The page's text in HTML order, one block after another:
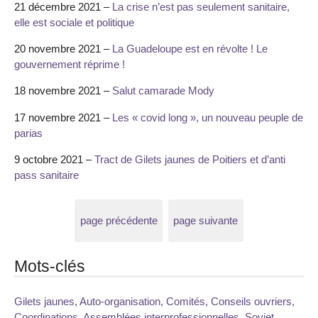
21 décembre 2021 – La crise n’est pas seulement sanitaire,
elle est sociale et politique
20 novembre 2021 – La Guadeloupe est en révolte ! Le
gouvernement réprime !
18 novembre 2021 – Salut camarade Mody
17 novembre 2021 – Les « covid long », un nouveau peuple de
parias
9 octobre 2021 –Tract de Gilets jaunes de Poitiers et d’anti
pass sanitaire
page précédente page suivante
Mots-clés
Gilets jaunes, Auto-organisation, Comités, Conseils ouvriers,